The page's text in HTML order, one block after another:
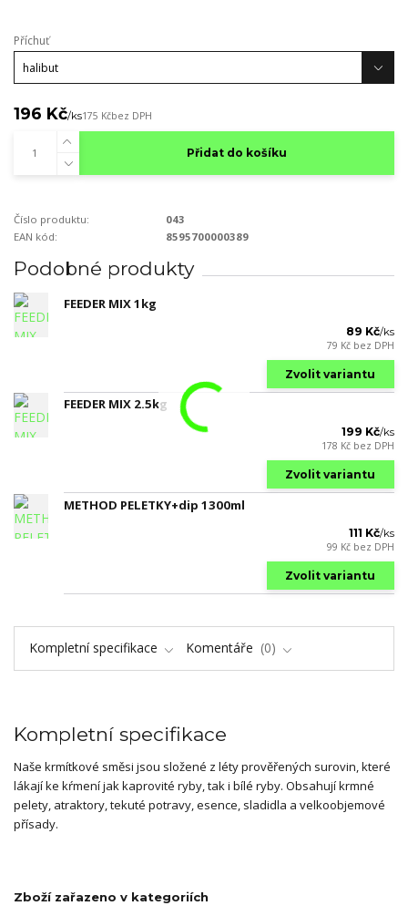
Příchuť
196 Kč/ks175 Kčbez DPH
Přidat do košíku
Číslo produktu:
043
EAN kód:
8595700000389
Podobné produkty
FEEDER MIX 1kg
89 Kč/ks
79 Kč bez DPH
Zvolit variantu
FEEDER MIX 2.5kg
199 Kč/ks
178 Kč bez DPH
Zvolit variantu
METHOD PELETKY+dip 1300ml
111 Kč/ks
99 Kč bez DPH
Zvolit variantu
Kompletní specifikace Komentáře 0
Kompletní specifikace
Naše krmítkové směsi jsou složené z léty prověřených surovin, které
lákají ke kŕmení jak kaprovité ryby, tak i bílé ryby. Obsahují krmné
pelety, atraktory, tekuté potravy, esence, sladidla a velkoobjemové
přísady.
Zboží zařazeno v kategoriích